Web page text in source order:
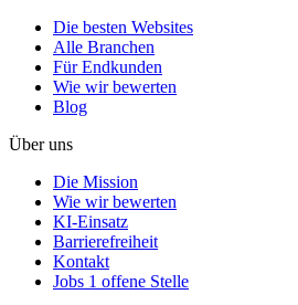
Die besten Websites
Alle Branchen
Für Endkunden
Wie wir bewerten
Blog
Über uns
Die Mission
Wie wir bewerten
KI-Einsatz
Barrierefreiheit
Kontakt
Jobs 1 offene Stelle